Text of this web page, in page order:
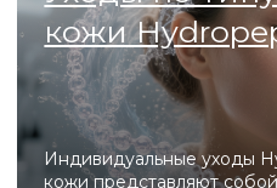
Доступные цены
Регулярные скидки и
новых пациентов